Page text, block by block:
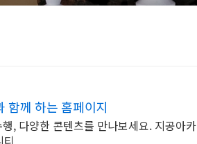
함께 하는 홈페이지
, 다양한 콘텐츠를 만나보세요. 지공아카